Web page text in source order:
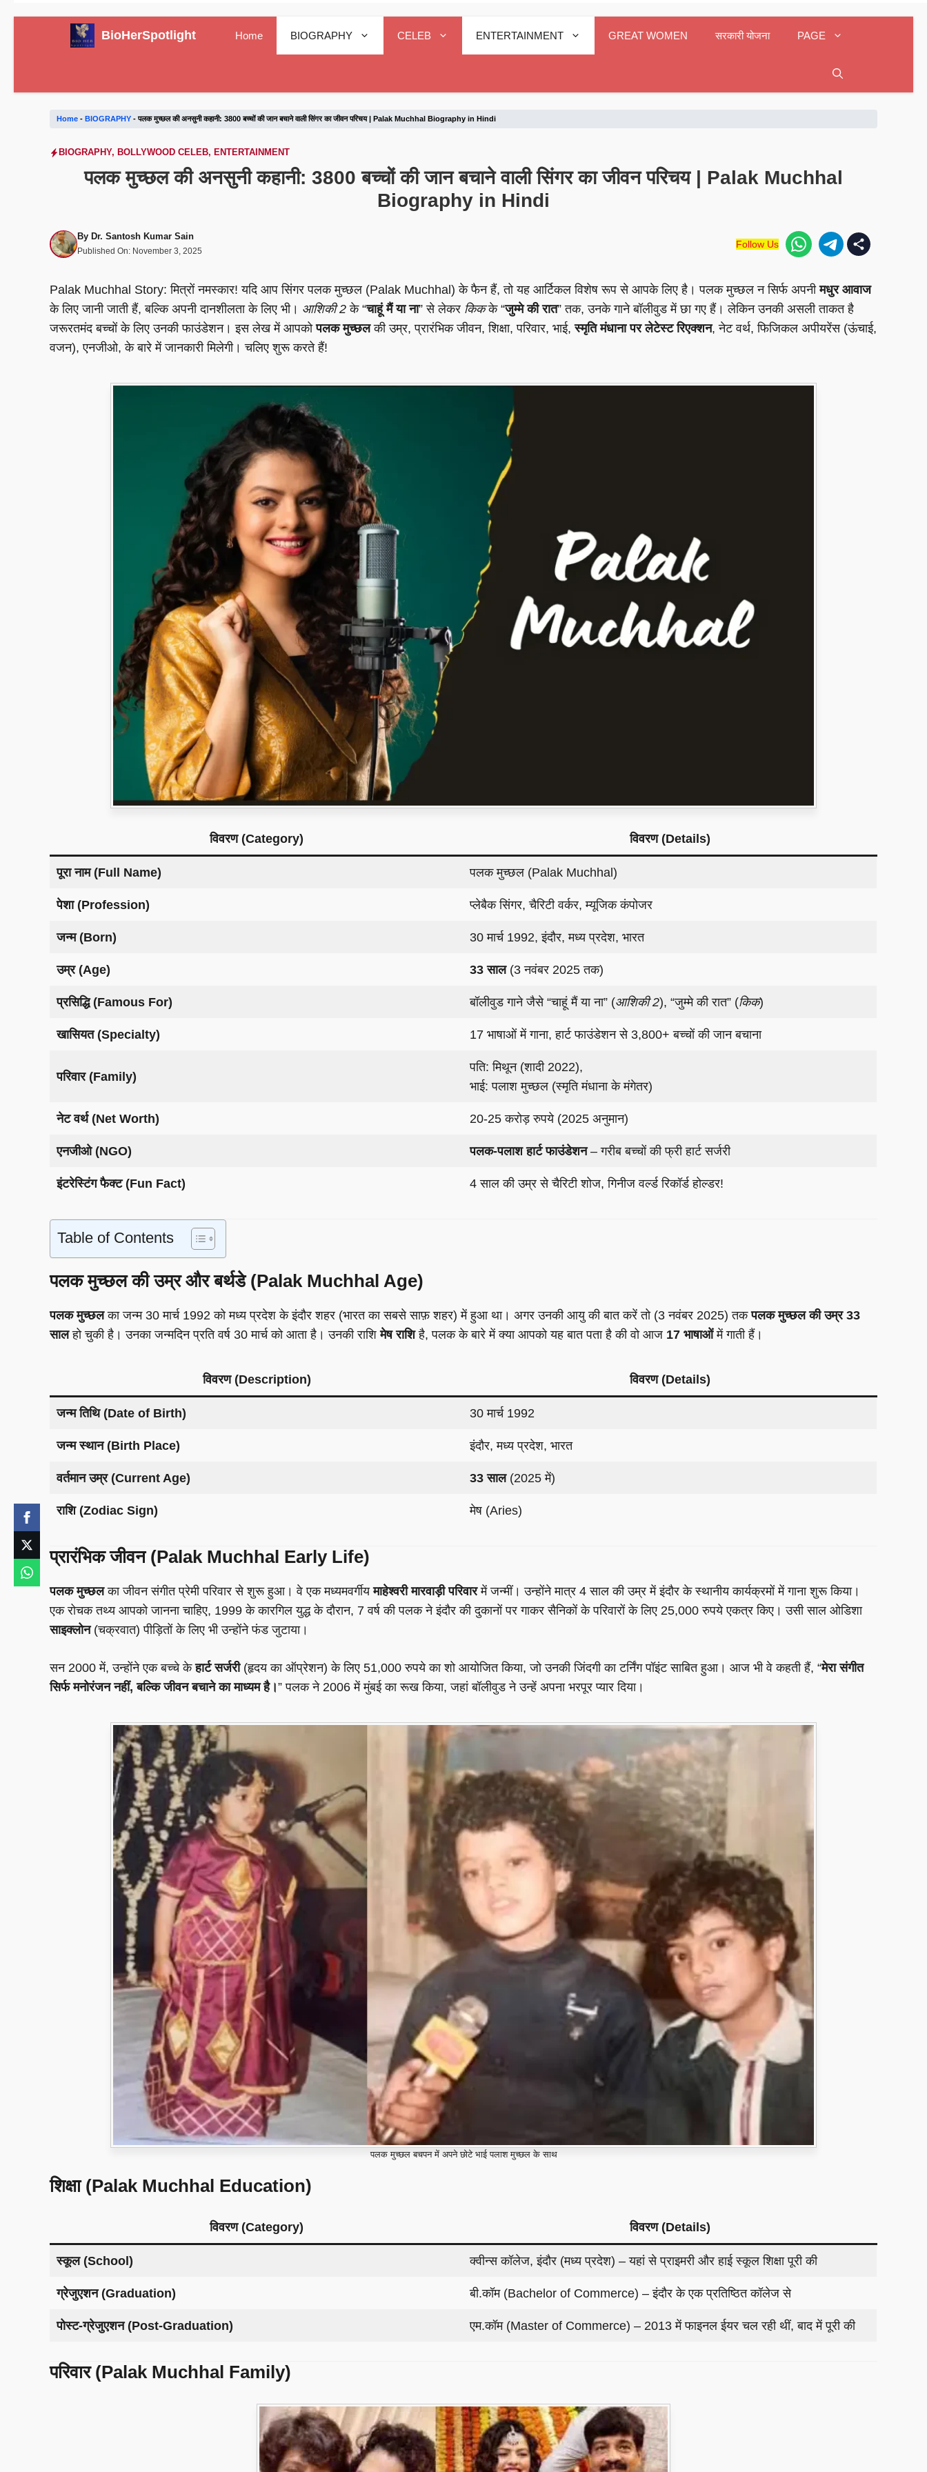
BioHerSpotlight Home BIOGRAPHY CELEB ENTERTAINMENT GREAT WOMEN सरकारी योजना PAGE
Home - BIOGRAPHY -पलक मुच्छल की अनसुनी कहानी: 3800 बच्चों की जान बचाने वाली सिंगर का जीवन परिचय | Palak Muchhal Biography in Hindi
BIOGRAPHY, BOLLYWOOD CELEB, ENTERTAINMENT
पलक मुच्छल की अनसुनी कहानी: 3800 बच्चों की जान बचाने वाली सिंगर का जीवन परिचय | Palak Muchhal
Biography in Hindi
By Dr. Santosh Kumar Sain
Published On: November 3, 2025
Follow Us
Palak Muchhal Story: मित्रों नमस्कार! यदि आप सिंगर पलक मुच्छल (Palak Muchhal) के फैन हैं, तो यह आर्टिकल विशेष रूप से आपके लिए है। पलक मुच्छल न सिर्फ अपनीमधुर आवाज
के लिए जानी जाती हैं, बल्कि अपनी दानशीलता के लिए भी। आशिकी 2 के “चाहूं मैं या ना” से लेकर किकके “जुम्मे की रात” तक, उनके गाने बॉलीवुड में छा गए हैं। लेकिन उनकी असली ताकत है
जरूरतमंद बच्चों के लिए उनकी फाउंडेशन। इस लेख में आपकोपलक मुच्छलकी उम्र, प्रारंभिक जीवन, शिक्षा, परिवार, भाई,स्मृति मंधाना पर लेटेस्ट रिएक्शन, नेट वर्थ, फिजिकल अपीयरेंस (ऊंचाई,
वजन), एनजीओ, के बारे में जानकारी मिलेगी। चलिए शुरू करते हैं!
विवरण (Category) विवरण (Details)
पूरा नाम (Full Name) पलक मुच्छल (Palak Muchhal)
पेशा (Profession) प्लेबैक सिंगर, चैरिटी वर्कर, म्यूजिक कंपोजर
जन्म (Born) 30 मार्च 1992, इंदौर, मध्य प्रदेश, भारत
उम्र (Age) 33 साल(3 नवंबर 2025 तक)
प्रसिद्धि (Famous For) बॉलीवुड गाने जैसे “चाहूं मैं या ना” (आशिकी 2), “जुम्मे की रात” (किक)
खासियत (Specialty) 17 भाषाओं में गाना, हार्ट फाउंडेशन से 3,800+ बच्चों की जान बचाना
परिवार (Family)
पति: मिथून (शादी 2022),
भाई: पलाश मुच्छल (स्मृति मंधाना के मंगेतर)
नेट वर्थ (Net Worth) 20-25 करोड़ रुपये (2025 अनुमान)
एनजीओ (NGO) पलक-पलाश हार्ट फाउंडेशन– गरीब बच्चों की फ्री हार्ट सर्जरी
इंटरेस्टिंग फैक्ट (Fun Fact) 4 साल की उम्र से चैरिटी शोज, गिनीज वर्ल्ड रिकॉर्ड होल्डर!
Table of Contents
पलक मुच्छल की उम्र और बर्थडे (Palak Muchhal Age)
पलक मुच्छलका जन्म 30 मार्च 1992 को मध्य प्रदेश के इंदौर शहर (भारत का सबसे साफ़ शहर) में हुआ था। अगर उनकी आयु की बात करें तो (3 नवंबर 2025) तकपलक मुच्छल की उम्र 33
सालहो चुकी है। उनका जन्मदिन प्रति वर्ष 30 मार्च को आता है। उनकी राशिमेष राशिहै, पलक के बारे में क्या आपको यह बात पता है की वो आज 17 भाषाओंमें गाती हैं।
विवरण (Description) विवरण (Details)
जन्म तिथि (Date of Birth) 30 मार्च 1992
जन्म स्थान (Birth Place) इंदौर, मध्य प्रदेश, भारत
वर्तमान उम्र (Current Age) 33 साल(2025 में)
राशि (Zodiac Sign) मेष (Aries)
प्रारंभिक जीवन (Palak Muchhal Early Life)
पलक मुच्छलका जीवन संगीत प्रेमी परिवार से शुरू हुआ। वे एक मध्यमवर्गीयमाहेश्वरी मारवाड़ी परिवारमें जन्मीं। उन्होंने मात्र 4 साल की उम्र में इंदौर के स्थानीय कार्यक्रमों में गाना शुरू किया।
एक रोचक तथ्य आपको जानना चाहिए, 1999 के कारगिल युद्ध के दौरान, 7 वर्ष की पलक ने इंदौर की दुकानों पर गाकर सैनिकों के परिवारों के लिए 25,000 रुपये एकत्र किए। उसी साल ओडिशा
साइक्लोन(चक्रवात) पीड़ितों के लिए भी उन्होंने फंड जुटाया।
सन 2000 में, उन्होंने एक बच्चे केहार्ट सर्जरी(हृदय का ऑप्रेशन) के लिए 51,000 रुपये का शो आयोजित किया, जो उनकी जिंदगी का टर्निंग पॉइंट साबित हुआ। आज भी वे कहती हैं, “मेरा संगीत
सिर्फ मनोरंजन नहीं, बल्कि जीवन बचाने का माध्यम है।” पलक ने 2006 में मुंबई का रूख किया, जहां बॉलीवुड ने उन्हें अपना भरपूर प्यार दिया।
पलक मुच्छल बचपन में अपने छोटे भाई पलाश मुच्छल के साथ
शिक्षा (Palak Muchhal Education)
विवरण (Category) विवरण (Details)
स्कूल (School) क्वीन्स कॉलेज, इंदौर (मध्य प्रदेश) – यहां से प्राइमरी और हाई स्कूल शिक्षा पूरी की
ग्रेजुएशन (Graduation) बी.कॉम (Bachelor of Commerce) – इंदौर के एक प्रतिष्ठित कॉलेज से
पोस्ट-ग्रेजुएशन (Post-Graduation) एम.कॉम (Master of Commerce) – 2013 में फाइनल ईयर चल रही थीं, बाद में पूरी की
परिवार (Palak Muchhal Family)